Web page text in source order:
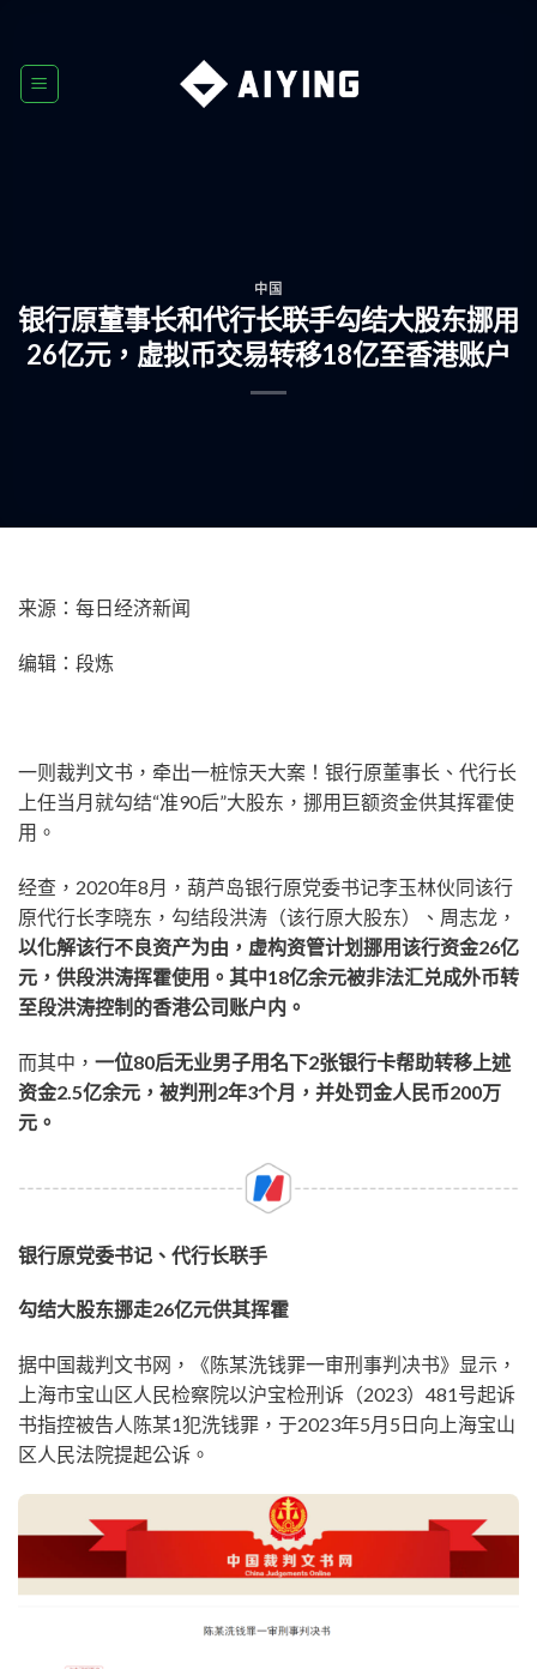
content
中国
银行原董事长和代行长联手勾结大股东挪用
26亿元，虚拟币交易转移18亿至香港账户
来源：每日经济新闻
编辑：段炼
一则裁判文书，牵出一桩惊天大案！银行原董事长、代行长
上任当月就勾结“准90后”大股东，挪用巨额资金供其挥霍使
用。
经查，2020年8月，葫芦岛银行原党委书记李玉林伙同该行
原代行长李晓东，勾结段洪涛（该行原大股东）、周志龙，
以化解该行不良资产为由，虚构资管计划挪用该行资金26亿
元，供段洪涛挥霍使用。其中18亿余元被非法汇兑成外币转
至段洪涛控制的香港公司账户内。
而其中， 一位80后无业男子用名下2张银行卡帮助转移上述
资金2.5亿余元，被判刑2年3个月，并处罚金人民币200万
元。
银行原党委书记、代行长联手
勾结大股东挪走26亿元供其挥霍
据中国裁判文书网，《陈某洗钱罪一审刑事判决书》显示，
上海市宝山区人民检察院以沪宝检刑诉（2023）481号起诉
书指控被告人陈某1犯洗钱罪，于2023年5月5日向上海宝山
区人民法院提起公诉。